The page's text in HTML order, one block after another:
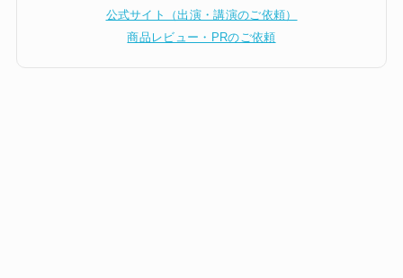
公式サイト（出演・講演のご依頼）
商品レビュー・PRのご依頼